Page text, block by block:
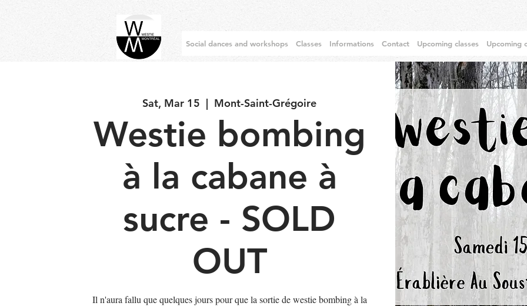
Social dances and workshops Classes Informations Contact Upcoming classes Upcoming
Sat, Mar 15
  |
Mont-Saint-Grégoire
Westie bombing
à la cabane à
sucre - SOLD
OUT
Il n'aura fallu que quelques jours pour que la sortie de westie bombing à la